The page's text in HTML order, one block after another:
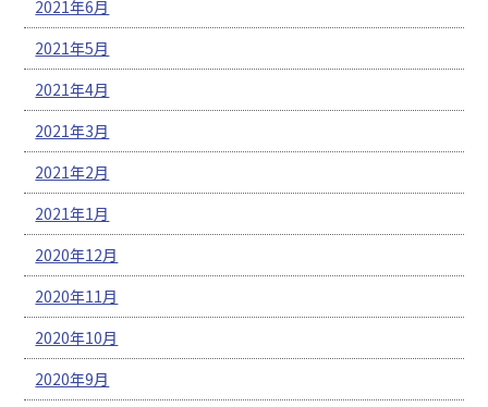
2021年6月
2021年5月
2021年4月
2021年3月
2021年2月
2021年1月
2020年12月
2020年11月
2020年10月
2020年9月